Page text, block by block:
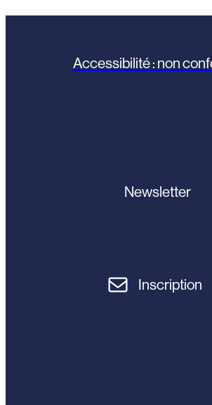
Accessibilité : non
Newsletter
Inscription